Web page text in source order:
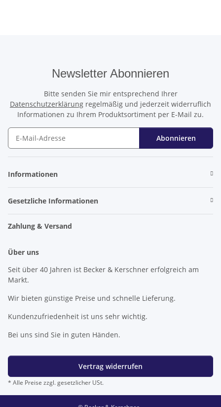
Newsletter Abonnieren
Bitte senden Sie mir entsprechend Ihrer
Datenschutzerklärung regelmäßig und jederzeit widerruflich
Informationen zu Ihrem Produktsortiment per E-Mail zu.
Abonnieren
Informationen
Gesetzliche Informationen
Zahlung & Versand
Über uns
Seit über 40 Jahren ist Becker & Kerschner erfolgreich am
Markt.
Wir bieten günstige Preise und schnelle Lieferung.
Kundenzufriedenheit ist uns sehr wichtig.
Bei uns sind Sie in guten Händen.
Vertrag widerrufen
* Alle Preise zzgl. gesetzlicher USt.